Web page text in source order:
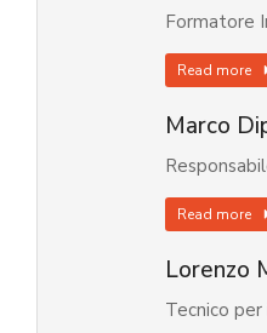
Formatore
Read more
Marco
Read more
Lorenzo
Tecnico